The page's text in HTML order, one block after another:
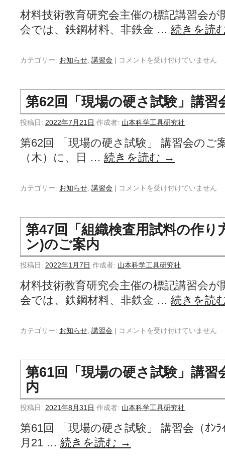
材料技術教育研究会主催の標記講習会
会では、鉄鋼材料、非鉄金 … 続きを読
カテゴリー: お知らせ 講習会 | コメントを受け付けていません
第62回「現場の硬さ試験」講習
投稿日: 2022年7月21日 作成者: 山本科学工具研究社
第62回 「現場の硬さ試験」 講習会のご
（木）に、日 … 続きを読む →
カテゴリー: お知らせ 講習会 | コメントを受け付けていません
第47回「組織検査用試料の作り
ン)のご案内
投稿日: 2022年1月7日 作成者: 山本科学工具研究社
材料技術教育研究会主催の標記講習会
会では、鉄鋼材料、非鉄金 … 続きを読
カテゴリー: お知らせ 講習会 | コメントを受け付けていません
第61回「現場の硬さ試験」講習
内
投稿日: 2021年8月31日 作成者: 山本科学工具研究社
第61回 「現場の硬さ試験」 講習会（ｵﾝ
月21 … 続きを読む →